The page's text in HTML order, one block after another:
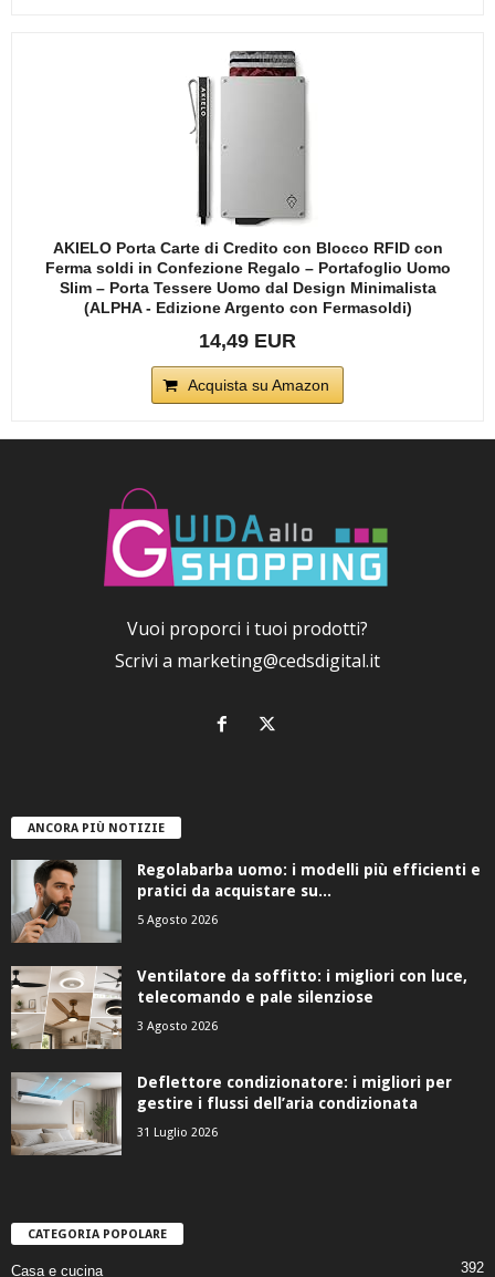
AKIELO Porta Carte di Credito con Blocco RFID con
Ferma soldi in Confezione Regalo – Portafoglio Uomo
Slim – Porta Tessere Uomo dal Design Minimalista
(ALPHA - Edizione Argento con Fermasoldi)
14,49 EUR
Acquista su Amazon
Vuoi proporci i tuoi prodotti?
Scrivi a marketing@cedsdigital.it
ANCORA PIÙ NOTIZIE
Regolabarba uomo: i modelli più efficienti e
pratici da acquistare su...
5 Agosto 2026
Ventilatore da soffitto: i migliori con luce,
telecomando e pale silenziose
3 Agosto 2026
Deflettore condizionatore: i migliori per
gestire i flussi dell’aria condizionata
31 Luglio 2026
CATEGORIA POPOLARE
Casa e cucina 392